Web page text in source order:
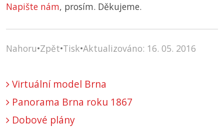
Napište nám, prosím. Děkujeme.
Nahoru•Zpět•Tisk•Aktualizováno: 16. 05. 2016
Virtuální model Brna
Panorama Brna roku 1867
Dobové plány